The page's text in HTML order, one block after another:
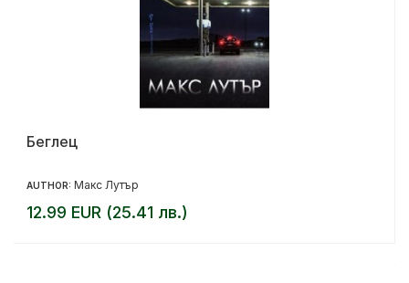
Беглец
AUTHOR: Макс Лутър
12.99 EUR (25.41 лв.)